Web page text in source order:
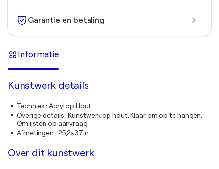
Garantie en betaling
Informatie
Kunstwerk details
Techniek: Acryl op Hout
Overige details:Kunstwerk op hout. Klaar om op te hangen.
Omlijsten op aanvraag.
Afmetingen : 25,2x37in
Over dit kunstwerk